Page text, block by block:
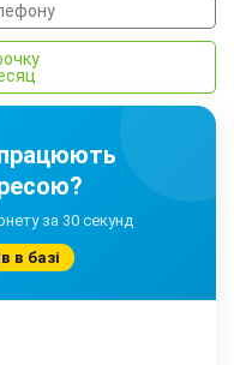
за 30 секунд
в базі